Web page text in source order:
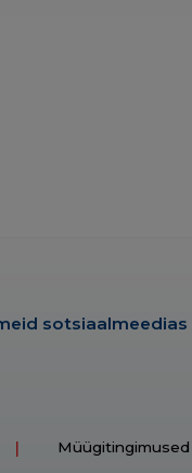
sotsiaalmeedias
Müügitingimused